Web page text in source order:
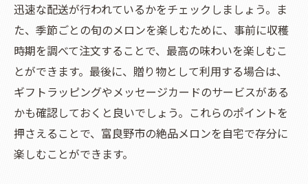
迅速な配送が行われているかをチェックしましょう。ま
た、季節ごとの旬のメロンを楽しむために、事前に収穫
時期を調べて注文することで、最高の味わいを楽しむこ
とができます。最後に、贈り物として利用する場合は、
ギフトラッピングやメッセージカードのサービスがある
かも確認しておくと良いでしょう。これらのポイントを
押さえることで、富良野市の絶品メロンを自宅で存分に
楽しむことができます。